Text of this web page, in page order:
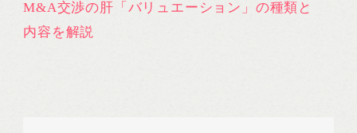
M&A交渉の肝「バリュエーション」の種類と
内容を解説